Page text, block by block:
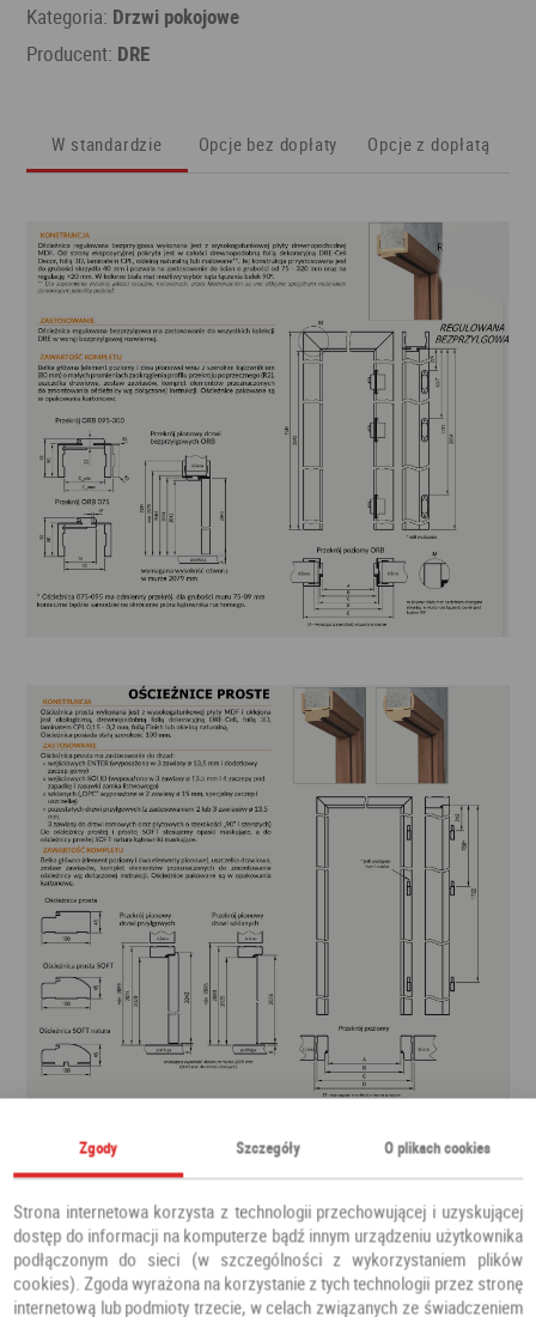
Kategoria: Drzwi pokojowe
Producent: DRE
W standardzie Opcje bez dopłaty Opcje z dopłatą
Zgody Szczegóły O plikach cookies
Strona internetowa korzysta z technologii przechowującej i uzyskującej
dostęp do informacji na komputerze bądź innym urządzeniu użytkownika
podłączonym do sieci (w szczególności z wykorzystaniem plików
cookies). Zgoda wyrażona na korzystanie z tych technologii przez stronę
internetową lub podmioty trzecie, w celach związanych ze świadczeniem